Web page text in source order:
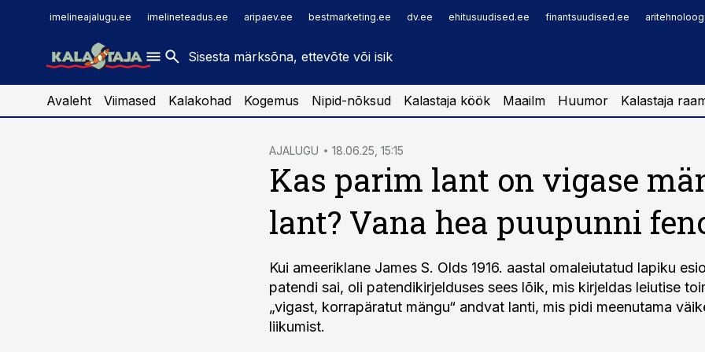
imelineajalugu.ee imelineteadus.ee aripaev.ee bestmarketing.ee dv.ee ehitusuudised.ee finantsuudised.ee
imelineteadus.ee
kaubandus.ee
toostusuudised.ee
Avaleht Viimased Kalakohad Kogemus Nipid-nõksud Kalastaja köök Maailm Huumor Kalastaja
AJALUGU 18.06.25, 15:15
Kas parim lant on vigase
lant? Vana hea puupunni
Kui ameeriklane James S. Olds 1916. aastal omaleiutatud lapiku
patendi sai, oli patendikirjelduses sees lõik, mis kirjeldas leiutise
„vigast, korrapäratut mängu“ andvat lanti, mis pidi meenutama
liikumist.